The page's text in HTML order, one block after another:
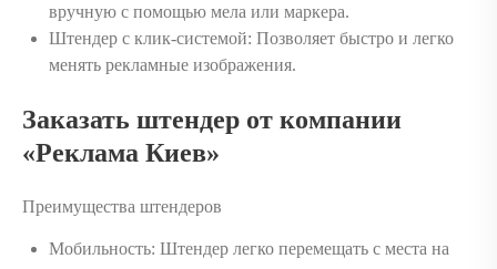
вручную с помощью мела или маркера.
Штендер с клик-системой: Позволяет быстро и легко
менять рекламные изображения.
Заказать штендер от компании
«Реклама Киев»
Преимущества штендеров
Мобильность: Штендер легко перемещать с места на